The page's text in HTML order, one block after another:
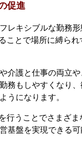
促進
レキシブルな勤務形
ことで場所に縛ら
介護と仕事の両立
務もしやすくなり
うになります。
行うことでさまざま
基盤を実現できる可